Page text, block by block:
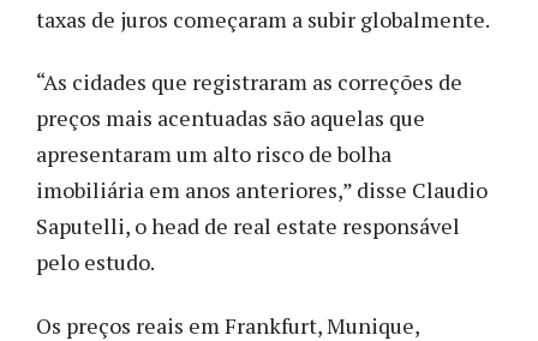
taxas de juros começaram a subir globalmente.
“As cidades que registraram as correções de
preços mais acentuadas são aquelas que
apresentaram um alto risco de bolha
imobiliária em anos anteriores,” disse Claudio
Saputelli, o head de real estate responsável
pelo estudo.
Os preços reais em Frankfurt, Munique,